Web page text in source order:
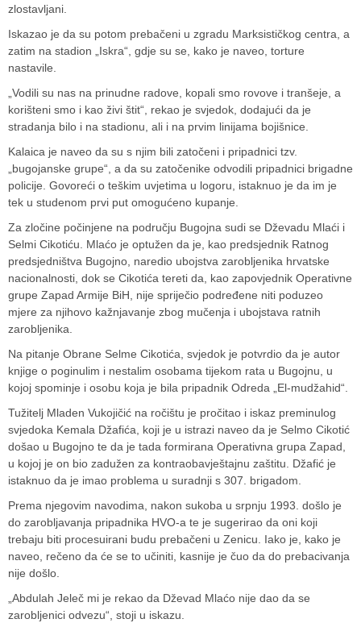
zlostavljani.
Iskazao je da su potom prebačeni u zgradu Marksističkog centra, a
zatim na stadion „Iskra“, gdje su se, kako je naveo, torture
nastavile.
„Vodili su nas na prinudne radove, kopali smo rovove i tranšeje, a
korišteni smo i kao živi štit“, rekao je svjedok, dodajući da je
stradanja bilo i na stadionu, ali i na prvim linijama bojišnice.
Kalaica je naveo da su s njim bili zatočeni i pripadnici tzv.
„bugojanske grupe“, a da su zatočenike odvodili pripadnici brigadne
policije. Govoreći o teškim uvjetima u logoru, istaknuo je da im je
tek u studenom prvi put omogućeno kupanje.
Za zločine počinjene na području Bugojna sudi se Dževadu Mlaći i
Selmi Cikotiću. Mlaćo je optužen da je, kao predsjednik Ratnog
predsjedništva Bugojno, naredio ubojstva zarobljenika hrvatske
nacionalnosti, dok se Cikotića tereti da, kao zapovjednik Operativne
grupe Zapad Armije BiH, nije spriječio podređene niti poduzeo
mjere za njihovo kažnjavanje zbog mučenja i ubojstava ratnih
zarobljenika.
Na pitanje Obrane Selme Cikotića, svjedok je potvrdio da je autor
knjige o poginulim i nestalim osobama tijekom rata u Bugojnu, u
kojoj spominje i osobu koja je bila pripadnik Odreda „El-mudžahid“.
Tužitelj Mladen Vukojičić na ročištu je pročitao i iskaz preminulog
svjedoka Kemala Džafića, koji je u istrazi naveo da je Selmo Cikotić
došao u Bugojno te da je tada formirana Operativna grupa Zapad,
u kojoj je on bio zadužen za kontraobavještajnu zaštitu. Džafić je
istaknuo da je imao problema u suradnji s 307. brigadom.
Prema njegovim navodima, nakon sukoba u srpnju 1993. došlo je
do zarobljavanja pripadnika HVO-a te je sugerirao da oni koji
trebaju biti procesuirani budu prebačeni u Zenicu. Iako je, kako je
naveo, rečeno da će se to učiniti, kasnije je čuo da do prebacivanja
nije došlo.
„Abdulah Jeleč mi je rekao da Dževad Mlaćo nije dao da se
zarobljenici odvezu“, stoji u iskazu.